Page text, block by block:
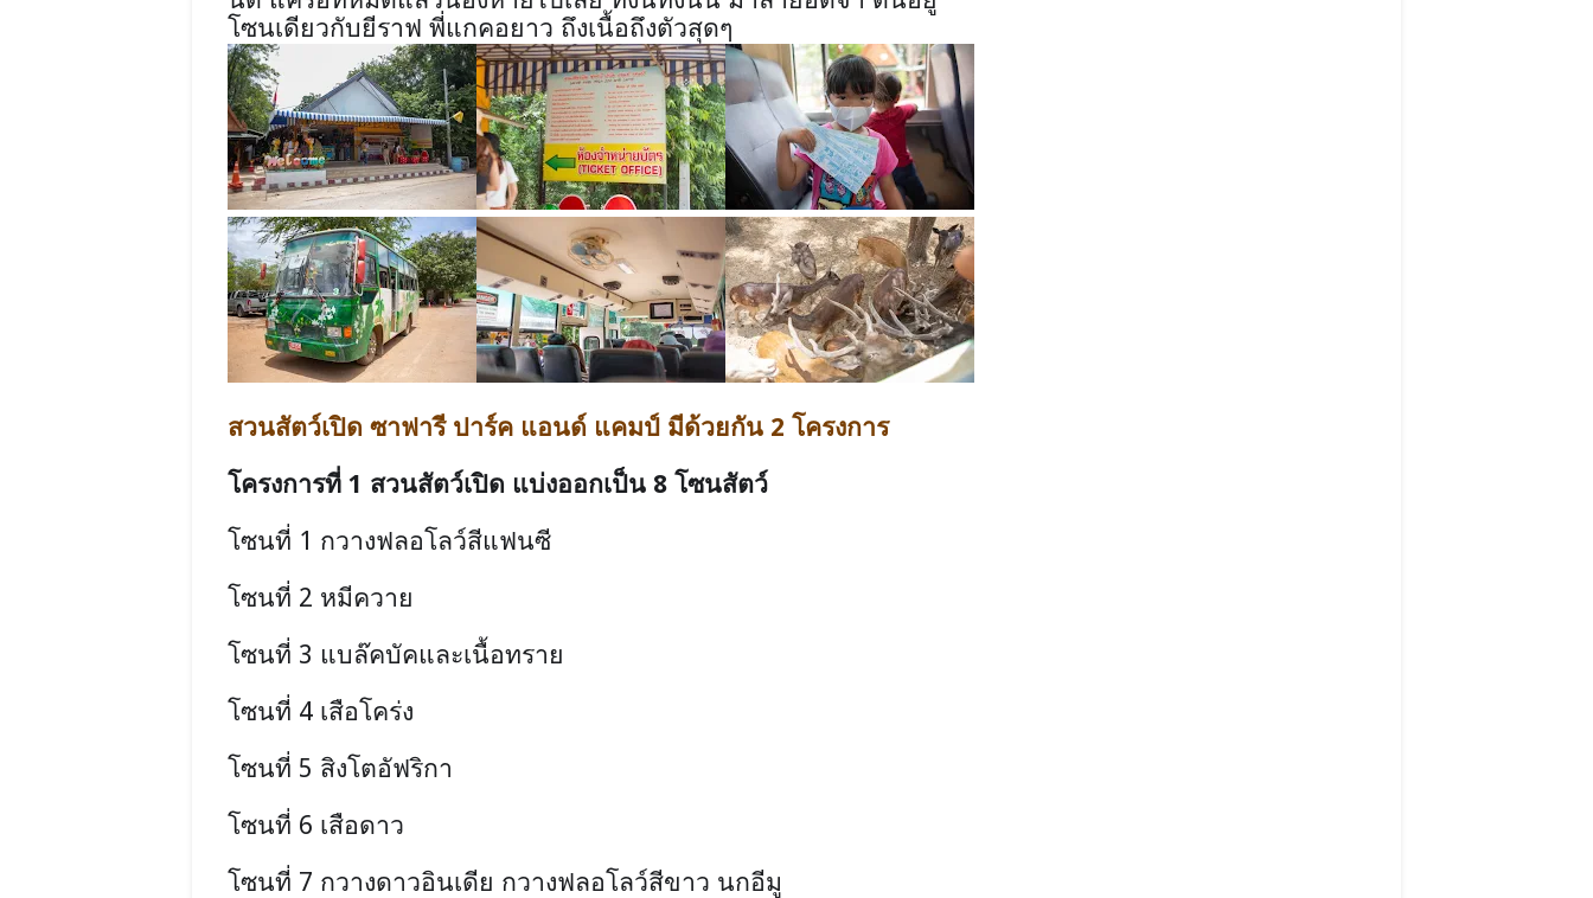
โซนเดียวกับยีราฟ พี่แกคอยาว ถึงเนื้อถึงตัวสุดๆ
สวนสัตว์เปิด ซาฟารี ปาร์ค แอนด์ แคมป์ มีด้วยกัน 2 โครงการ
โครงการที่ 1 สวนสัตว์เปิด แบ่งออกเป็น 8 โซนสัตว์
โซนที่ 1 กวางฟลอโลว์สีแฟนซี
โซนที่ 2 หมีควาย
โซนที่ 3 แบล๊คบัคและเนื้อทราย
โซนที่ 4 เสือโคร่ง
โซนที่ 5 สิงโตอัฟริกา
โซนที่ 6 เสือดาว
โซนที่ 7 กวางดาวอินเดีย กวางฟลอโลว์สีขาว นกอีมู